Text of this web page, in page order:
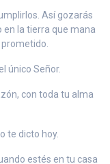
Así gozarás
en la tierra que mana
único Señor.
con toda tu alma
te dicto hoy.
estés en tu casa